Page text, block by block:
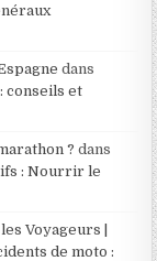
dans
conseils et
? dans
: Nourrir le
Voyageurs |
de moto :